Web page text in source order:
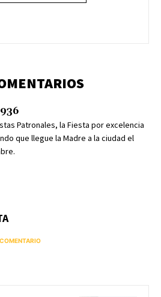
Patronales, la Fiesta por excelencia
que llegue la Madre a la ciudad el